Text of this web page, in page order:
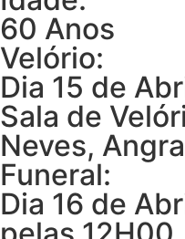
60 Anos
Velório:
Dia 15 de
Sala de
Neves,
Funeral:
Dia 16 de